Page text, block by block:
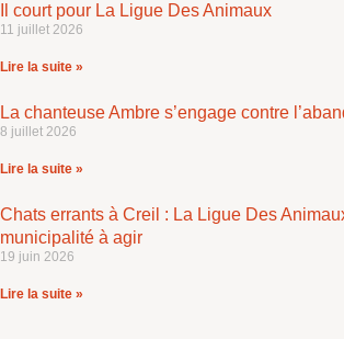
Il court pour La Ligue Des Animaux
11 juillet 2026
Lire la suite »
La chanteuse Ambre s’engage contre
8 juillet 2026
Lire la suite »
Chats errants à Creil : La Ligue Des
municipalité à agir
19 juin 2026
Lire la suite »